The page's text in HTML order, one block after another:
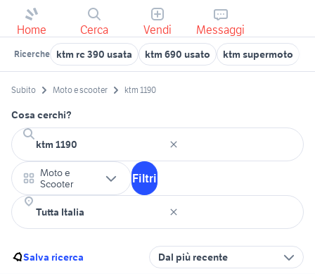
Home Cerca Vendi Messaggi
Ricerche ktm rc 390 usata ktm 690 usato ktm supermoto
Subito Moto e scooter ktm 1190
Cosa cerchi?
Moto e
Scooter
Filtri
Salva ricerca Dal più recente